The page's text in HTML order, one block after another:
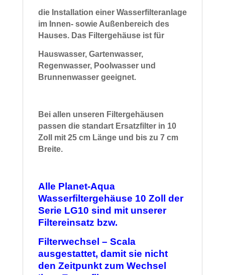
die Installation einer Wasserfilteranlage
im Innen- sowie Außenbereich des
Hauses. Das Filtergehäuse ist für
Hauswasser, Gartenwasser,
Regenwasser, Poolwasser und
Brunnenwasser geeignet.
Bei allen unseren Filtergehäusen
passen die standart Ersatzfilter in 10
Zoll mit 25 cm Länge und bis zu 7 cm
Breite.
Alle Planet-Aqua
Wasserfiltergehäuse 10 Zoll der
Serie LG10 sind mit unserer
Filtereinsatz bzw.
Filterwechsel – Scala
ausgestattet, damit sie nicht
den Zeitpunkt zum Wechsel